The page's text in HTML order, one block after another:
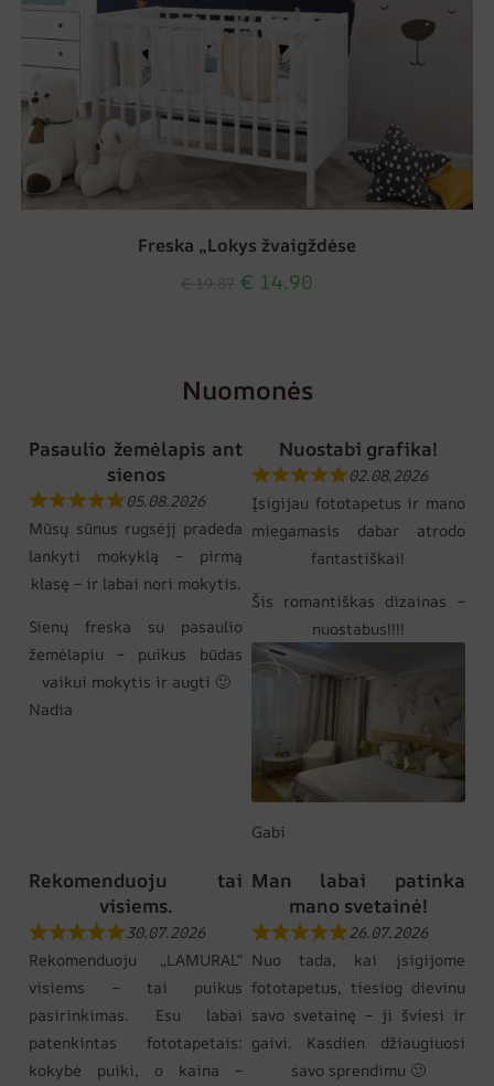
Freska „Lokys žvaigždėse
€ 14.90
Nuomonės
Pasaulio žemėlapis ant
sienos
05.08.2026
Mūsų sūnus rugsėjį pradeda
lankyti mokyklą – pirmą
klasę – ir labai nori mokytis.
Sienų freska su pasaulio
žemėlapiu – puikus būdas
vaikui mokytis ir augti 🙂
Nadia
Nuostabi grafika!
02.08.2026
Įsigijau fototapetus ir mano
miegamasis dabar atrodo
fantastiškai!
Šis romantiškas dizainas –
nuostabus!!!!
Gabi
Rekomenduoju tai
visiems.
30.07.2026
Rekomenduoju „LAMURAL“
visiems – tai puikus
pasirinkimas. Esu labai
patenkintas fototapetais:
kokybė puiki, o kaina –
Man labai patinka
mano svetainė!
26.07.2026
Nuo tada, kai įsigijome
fototapetus, tiesiog dievinu
savo svetainę – ji šviesi ir
gaivi. Kasdien džiaugiuosi
savo sprendimu 🙂